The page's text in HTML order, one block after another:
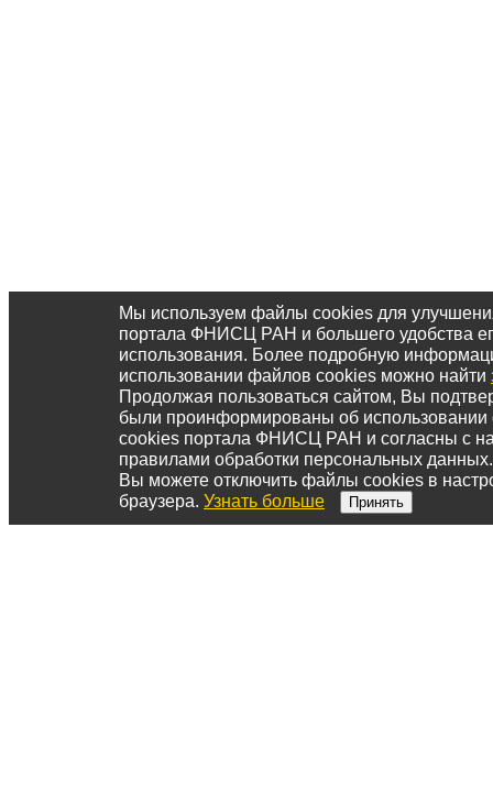
Мы используем файлы cookies для
портала ФНИСЦ РАН и большего удобства
использования. Более подробную
использовании файлов cookies можно найти
Продолжая пользоваться сайтом, Вы
были проинформированы об
cookies портала ФНИСЦ РАН и согласны с
правилами обработки персональных данных.
Вы можете отключить файлы cookies в
браузера. Узнать больше Принять